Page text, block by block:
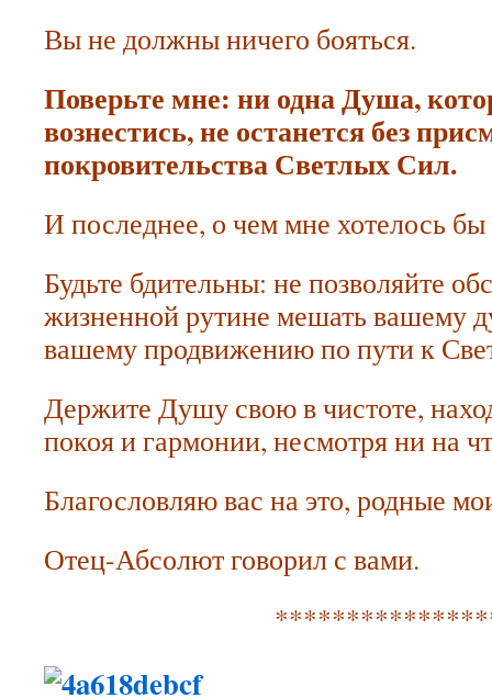
Вы не должны ничего бояться.
Поверьте мне: ни одна Душа,
вознестись, не останется без
покровительства Светлых Сил.
И последнее, о чем мне хотелось бы
Будьте бдительны: не позволяйте
жизненной рутине мешать вашему
вашему продвижению по пути к
Держите Душу свою в чистоте,
покоя и гармонии, несмотря ни на
Благословляю вас на это, родные
Отец-Абсолют говорил с вами.